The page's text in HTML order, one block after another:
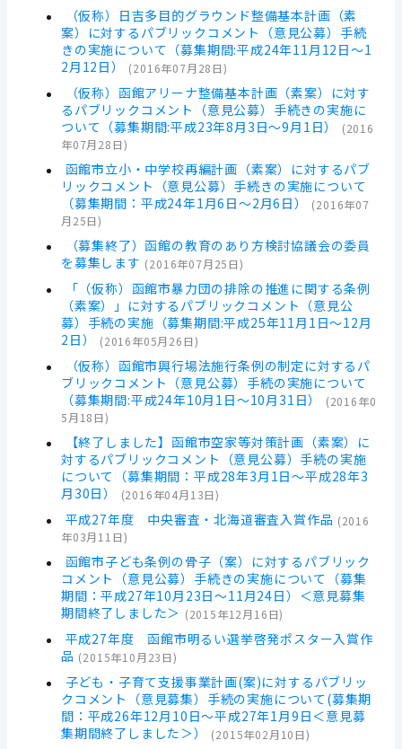
（仮称）日吉多目的グラウンド整備基本計画（素
案）に対するパブリックコメント（意見公募）手続
きの実施について（募集期間:平成24年11月12日～1
2月12日）
(2016年07月28日)
（仮称）函館アリーナ整備基本計画（素案）に対す
るパブリックコメント（意見公募）手続きの実施に
ついて（募集期間:平成23年8月3日～9月1日）
(2016
年07月28日)
函館市立小・中学校再編計画（素案）に対するパブ
リックコメント（意見公募）手続きの実施について
（募集期間：平成24年1月6日～2月6日）
(2016年07
月25日)
（募集終了）函館の教育のあり方検討協議会の委員
を募集します (2016年07月25日)
「（仮称）函館市暴力団の排除の推進に関する条例
（素案）」に対するパブリックコメント（意見公
募）手続の実施（募集期間:平成25年11月1日～12月
2日）
(2016年05月26日)
（仮称）函館市興行場法施行条例の制定に対するパ
ブリックコメント（意見公募）手続の実施について
（募集期間:平成24年10月1日～10月31日）
(2016年0
5月18日)
【終了しました】函館市空家等対策計画（素案）に
対するパブリックコメント（意見公募）手続の実施
について（募集期間：平成28年3月1日～平成28年3
月30日）
(2016年04月13日)
平成27年度 中央審査・北海道審査入賞作品 (2016
年03月11日)
函館市子ども条例の骨子（案）に対するパブリック
コメント（意見公募）手続きの実施について（募集
期間：平成27年10月23日～11月24日）＜意見募集
期間終了しました＞ (2015年12月16日)
平成27年度 函館市明るい選挙啓発ポスター入賞作
品 (2015年10月23日)
子ども・子育て支援事業計画(案)に対するパブリッ
クコメント（意見募集）手続の実施について(募集期
間：平成26年12月10日～平成27年1月9日＜意見募
集期間終了しました＞）
(2015年02月10日)